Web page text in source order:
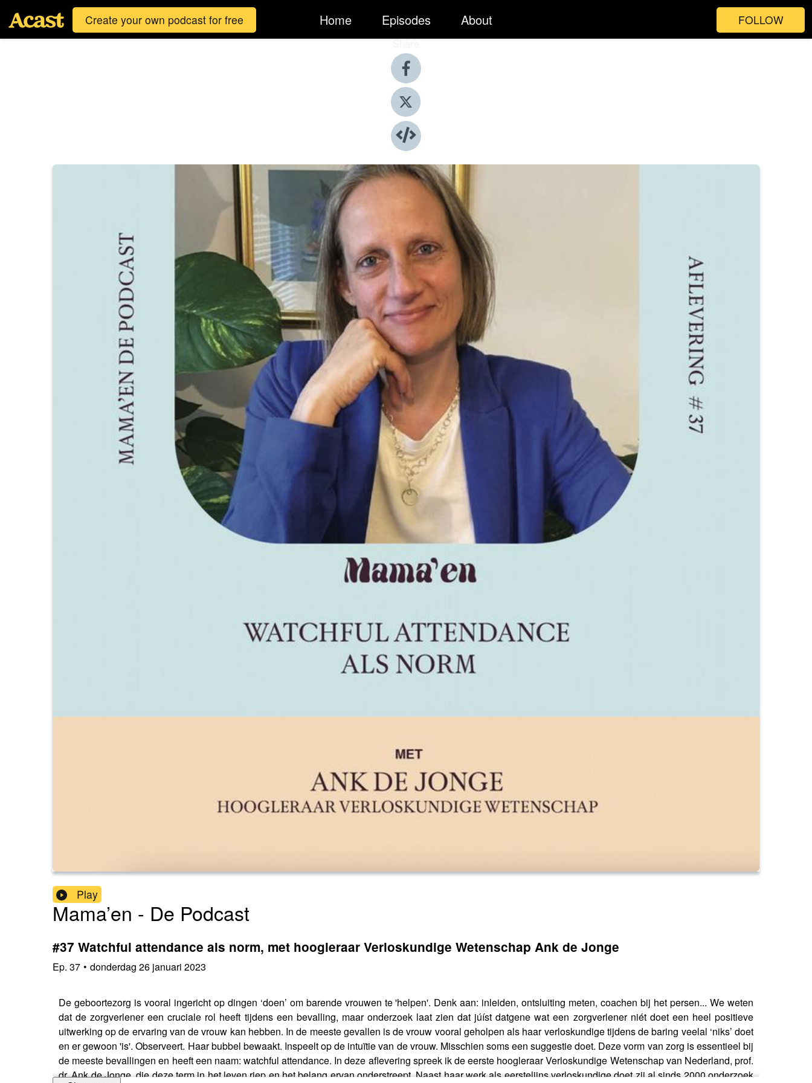
Create your own podcast for free Home Episodes About FOLLOW
Share
Play
Mama’en - De Podcast
#37 Watchful attendance als norm, met hoogleraar Verloskundige Wetenschap Ank de Jonge
Ep. 37 • donderdag 26 januari 2023
De geboortezorg is vooral ingericht op dingen ‘doen’ om barende vrouwen te 'helpen'. Denk aan: inleiden, ontsluiting meten, coachen bij het persen... We weten
dat de zorgverlener een cruciale rol heeft tijdens een bevalling, maar onderzoek laat zien dat júíst datgene wat een zorgverlener niét doet een heel positieve
uitwerking op de ervaring van de vrouw kan hebben. In de meeste gevallen is de vrouw vooral geholpen als haar verloskundige tijdens de baring veelal ‘niks’ doet
en er gewoon 'is'. Observeert. Haar bubbel bewaakt. Inspeelt op de intuïtie van de vrouw. Misschien soms een suggestie doet. Deze vorm van zorg is essentieel bij
de meeste bevallingen en heeft een naam: watchful attendance. In deze aflevering spreek ik de eerste hoogleraar Verloskundige Wetenschap van Nederland, prof.
dr. Ank de Jonge, die deze term in het leven riep en het belang ervan onderstreept. Naast haar werk als eerstelijns verloskundige doet zij al sinds 2000 onderzoek